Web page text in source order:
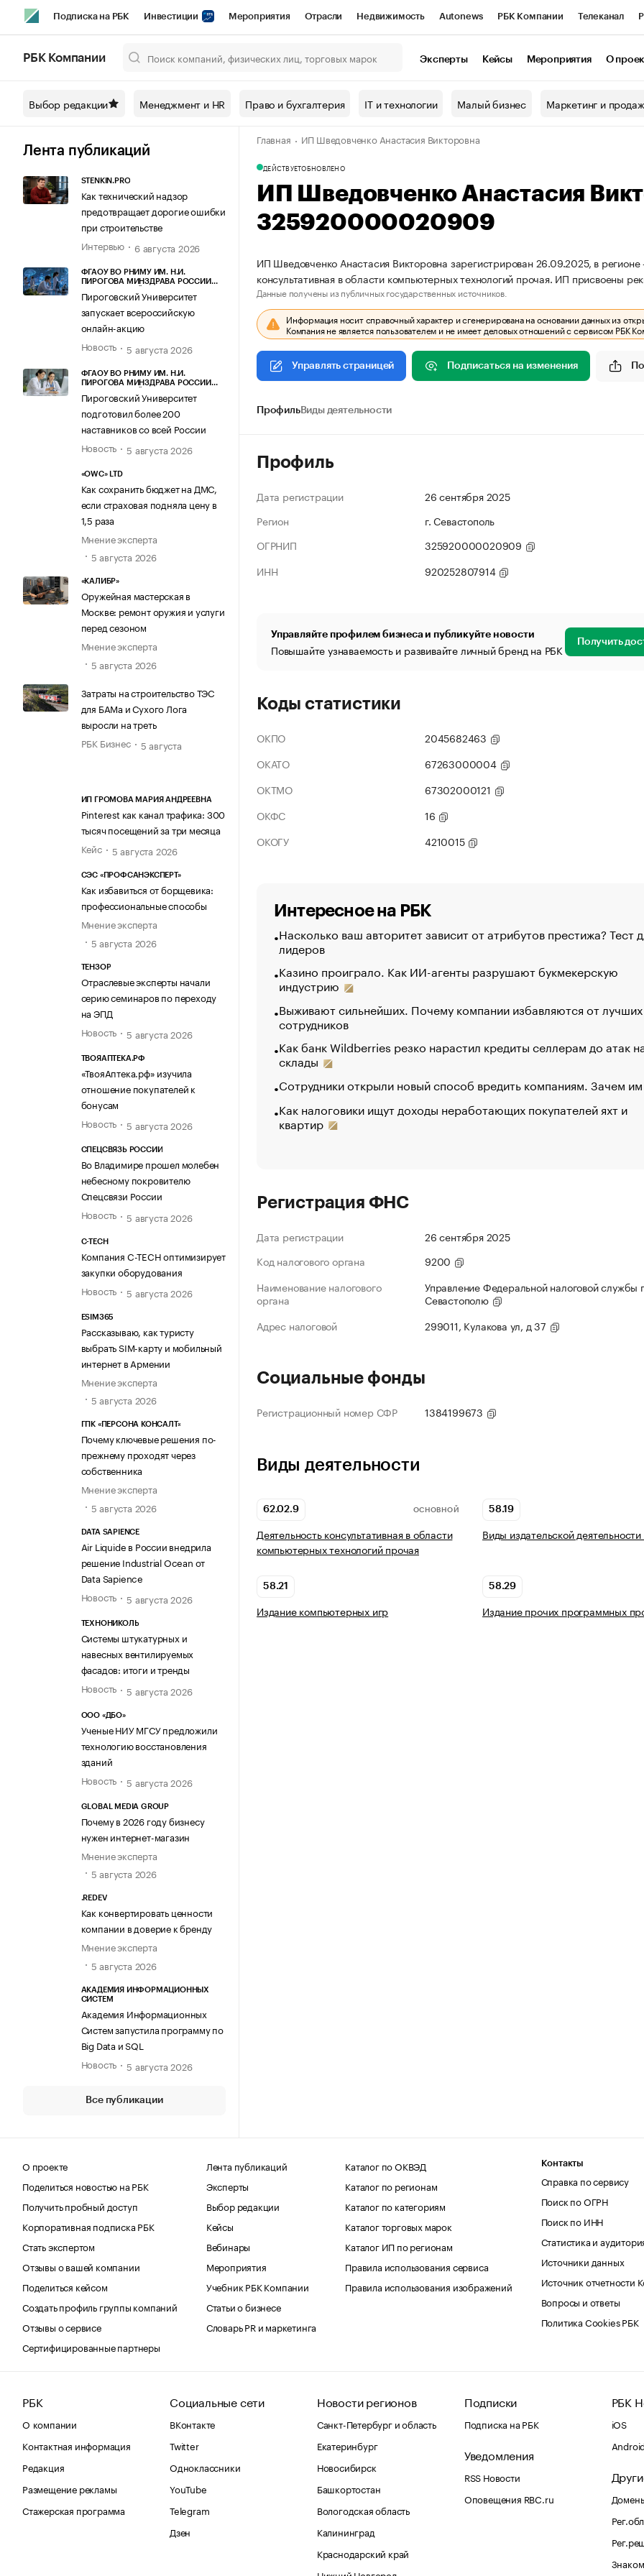
Подписка на РБК Инвестиции Мероприятия Отрасли Недвижимость Autonews РБК Компании Телеканал
Спецпроекты СПб Конференции СПб Спецпроекты Проверка контрагентов
Технологии и медиа Рынок наличной валюты
РБК Компании Эксперты Кейсы Мероприятия О
Выбор редакции Менеджмент и HR Право и бухгалтерия IT и технологии Малый бизнес Маркетинг и
Лента публикаций
STENKIN.PRO
Как технический надзор
предотвращает дорогие ошибки
при строительстве
Интервью
6 августа 2026
ФГАОУ ВО РНИМУ ИМ. Н.И.
ПИРОГОВА МИНЗДРАВА РОССИИ
Пироговский Университет
запускает всероссийскую
онлайн-акцию
Новость
5 августа 2026
ФГАОУ ВО РНИМУ ИМ. Н.И.
ПИРОГОВА МИНЗДРАВА РОССИИ
Пироговский Университет
подготовил более 200
наставников со всей России
Новость
5 августа 2026
«OWC» LTD
Как сохранить бюджет на ДМС,
если страховая подняла цену в
1,5 раза
Мнение эксперта
5 августа 2026
«КАЛИБР»
Оружейная мастерская в
Москве: ремонт оружия и услуги
перед сезоном
Мнение эксперта
5 августа 2026
Затраты на строительство ТЭС
для БАМа и Сухого Лога
выросли на треть
РБК Бизнес
5 августа
ИП ГРОМОВА МАРИЯ АНДРЕЕВНА
Pinterest как канал трафика: 300
тысяч посещений за три месяца
Кейс
5 августа 2026
СЭС «ПРОФСАНЭКСПЕРТ»
Как избавиться от борщевика:
профессиональные способы
Мнение эксперта
5 августа 2026
ТЕНЗОР
Отраслевые эксперты начали
серию семинаров по переходу
на ЭПД
Новость
5 августа 2026
ТВОЯАПТЕКА.РФ
«ТвояАптека.рф» изучила
отношение покупателей к
бонусам
Новость
5 августа 2026
СПЕЦСВЯЗЬ РОССИИ
Во Владимире прошел молебен
небесному покровителю
Спецсвязи России
Новость
5 августа 2026
C-TECH
Компания C-TECH оптимизирует
закупки оборудования
Новость
5 августа 2026
ESIM365
Рассказываю, как туристу
выбрать SIM-карту и мобильный
интернет в Армении
Мнение эксперта
5 августа 2026
ГПК «ПЕРСОНА КОНСАЛТ»
Почему ключевые решения по-
прежнему проходят через
собственника
Мнение эксперта
5 августа 2026
DATA SAPIENCE
Air Liquide в России внедрила
решение Industrial Ocean от
Data Sapience
Новость
5 августа 2026
ТЕХНОНИКОЛЬ
Системы штукатурных и
навесных вентилируемых
фасадов: итоги и тренды
Новость
5 августа 2026
ООО «ДБО»
Ученые НИУ МГСУ предложили
технологию восстановления
зданий
Новость
5 августа 2026
GLOBAL MEDIA GROUP
Почему в 2026 году бизнесу
нужен интернет-магазин
Мнение эксперта
5 августа 2026
.REDEV
Как конвертировать ценности
компании в доверие к бренду
Мнение эксперта
5 августа 2026
АКАДЕМИЯ ИНФОРМАЦИОННЫХ
СИСТЕМ
Академия Информационных
Систем запустила программу по
Big Data и SQL
Новость
5 августа 2026
Все публикации
Главная ИП Шведовченко Анастасия Викторовна
ДЕЙСТВУЕТОБНОВЛЕНО
ИП Шведовченко Анастасия
325920000020909
ИП Шведовченко Анастасия Викторовна зарегистрирован 26.09.2025, в
консультативная в области компьютерных технологий прочая. ИП
Данные получены из публичных государственных источников.
Информация носит справочный характер и сгенерирована на основании данных из
Компания не является пользователем и не имеет деловых отношений с сервисом РБК
Управлять страницей Подписаться на изменения
ПрофильВиды деятельности
Профиль
Дата регистрации
26 сентября 2025
Регион
г. Севастополь
ОГРНИП
325920000020909
ИНН
920252807914
Управляйте профилем бизнеса и публикуйте новости
Повышайте узнаваемость и развивайте личный бренд на РБК Получить
Коды статистики
ОКПО
2045682463
ОКАТО
67263000004
ОКТМО
67302000121
ОКФС
16
ОКОГУ
4210015
Интересное на РБК
Насколько ваш авторитет зависит от атрибутов престижа? Тест
лидеров
Казино проиграло. Как ИИ-агенты разрушают букмекерскую
индустрию
Выживают сильнейших. Почему компании избавляются от лучших
сотрудников
Как банк Wildberries резко нарастил кредиты селлерам до атак
склады
Сотрудники открыли новый способ вредить компаниям. Зачем
Как налоговики ищут доходы неработающих покупателей яхт и
квартир
Регистрация ФНС
Дата регистрации
26 сентября 2025
Код налогового органа
9200
Наименование налогового
органа
Управление Федеральной налоговой службы
Севастополю
Адрес налоговой
299011, Кулакова ул, д 37
Социальные фонды
Регистрационный номер СФР 1384199673
Виды деятельности
62.02.9 ОСНОВНОЙ
Деятельность консультативная в области
компьютерных технологий прочая
58.19
Виды издательской
58.21
Издание компьютерных игр
58.29
Издание прочих программных
О проекте
Поделиться новостью на РБК
Получить пробный доступ
Корпоративная подписка РБК
Стать экспертом
Отзывы о вашей компании
Поделиться кейсом
Создать профиль группы компаний
Отзывы о сервисе
Сертифицированные партнеры
Лента публикаций
Эксперты
Выбор редакции
Кейсы
Вебинары
Мероприятия
Учебник РБК Компании
Статьи о бизнесе
Словарь PR и маркетинга
Каталог по ОКВЭД
Каталог по регионам
Каталог по категориям
Каталог торговых марок
Каталог ИП по регионам
Правила использования сервиса
Правила использования изображений
Контакты
Справка по сервису
Поиск по ОГРН
Поиск по ИНН
Статистика и
Источники данных
Источник отчетности
Вопросы и ответы
Политика Cookies РБК
РБК
О компании
Контактная информация
Редакция
Размещение рекламы
Стажерская программа
Социальные сети
ВКонтакте
Twitter
Одноклассники
YouTube
Telegram
Дзен
Новости регионов
Санкт-Петербург и область
Екатеринбург
Новосибирск
Башкортостан
Вологодская область
Калининград
Краснодарский край
Подписки
Подписка на РБК
Уведомления
RSS Новости
Оповещения RBC.ru
РБК
iOS